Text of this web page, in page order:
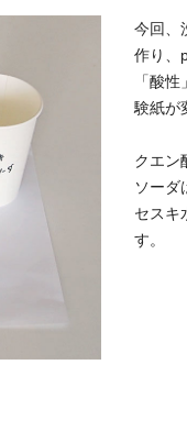
今回、
作り、
「酸
験紙が
クエン
ソーダ
セスキ
す。